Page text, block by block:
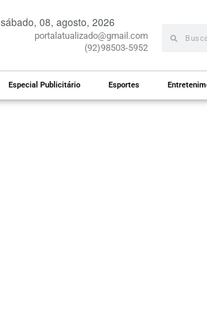
sábado, 08, agosto, 2026
portalatualizado@gmail.com
(92)98503-5952
Especial Publicitário Esportes